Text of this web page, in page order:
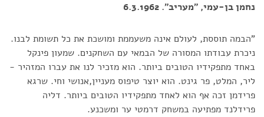
נחמן בן-עמי, "מעריב". 6.3.1962
"הבמה תוססת, לעולם אינה משעממת ומושכת את כל תשומת לבנו.
ניכרת עבודתו המסורה של הבמאי עם השחקנים. שמעון פינקל
באחד מתפקידיו הטובים ביותר. הוא מזכיר לנו את עברו המזהיר -
ליר, המלט, פר גינט. הוא יוצר טיפוס מעניין,אנושי וחי. שרגא
פרידמן זכה אף הוא לאחד מתפקידיו הטובים ביותר. דליה
פרידלנד מפתיעה במשחק דרמטי ער ומשכנע.